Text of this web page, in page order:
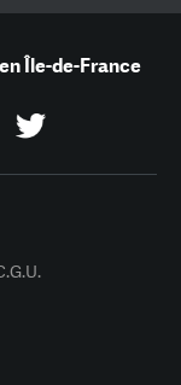
Île-de-France